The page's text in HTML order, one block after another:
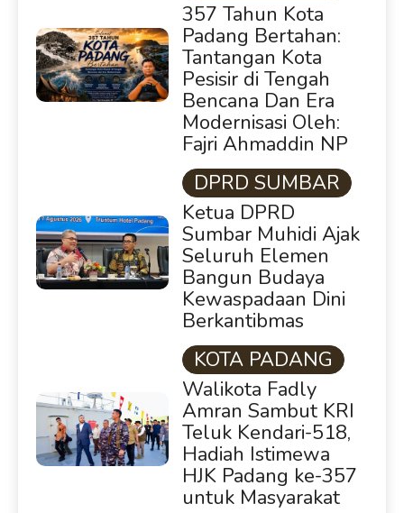
357 Tahun Kota
Padang Bertahan:
Tantangan Kota
Pesisir di Tengah
Bencana Dan Era
Modernisasi Oleh:
Fajri Ahmaddin NP
DPRD SUMBAR
Ketua DPRD
Sumbar Muhidi Ajak
Seluruh Elemen
Bangun Budaya
Kewaspadaan Dini
Berkantibmas
KOTA PADANG
Walikota Fadly
Amran Sambut KRI
Teluk Kendari-518,
Hadiah Istimewa
HJK Padang ke-357
untuk Masyarakat